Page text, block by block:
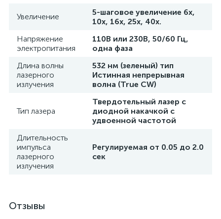
Увеличение
5-шаговое увеличение 6х,
10х, 16х, 25х, 40х.
Напряжение
электропитания
110В или 230В, 50/60 Гц,
одна фаза
Длина волны
лазерного
излучения
532 нм (зеленый) тип
Истинная непрерывная
волна (True CW)
Тип лазера
Твердотельный лазер с
диодной накачкой с
удвоенной частотой
Длительность
импульса
лазерного
излучения
Регулируемая от 0.05 до 2.0
сек
Отзывы